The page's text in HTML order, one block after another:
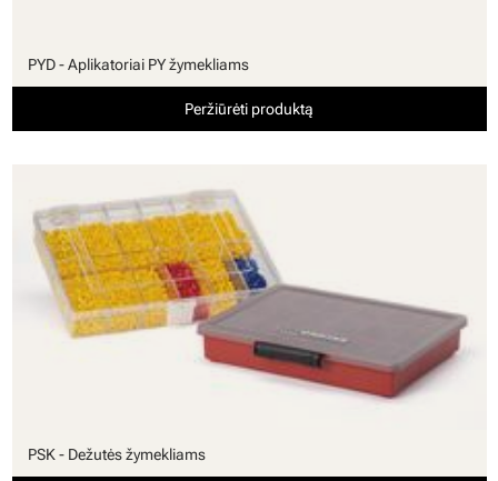
PYD - Aplikatoriai PY žymekliams
Peržiūrėti produktą
PSK - Dežutės žymekliams